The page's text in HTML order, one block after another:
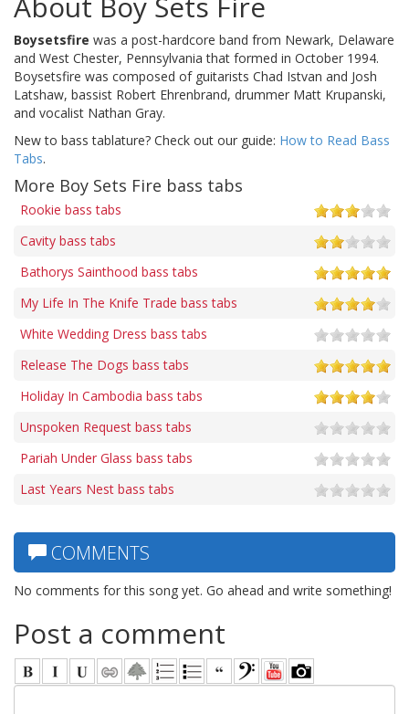
Boysetsfire was a post-hardcore band from Newark, Delaware
and West Chester, Pennsylvania that formed in October 1994.
Boysetsfire was composed of guitarists Chad Istvan and Josh
Latshaw, bassist Robert Ehrenbrand, drummer Matt Krupanski,
and vocalist Nathan Gray.
New to bass tablature? Check out our guide: How to Read Bass
Tabs.
More Boy Sets Fire bass tabs
Rookie bass tabs
Cavity bass tabs
Bathorys Sainthood bass tabs
My Life In The Knife Trade bass tabs
White Wedding Dress bass tabs
Release The Dogs bass tabs
Holiday In Cambodia bass tabs
Unspoken Request bass tabs
Pariah Under Glass bass tabs
Last Years Nest bass tabs
COMMENTS
No comments for this song yet. Go ahead and write something!
Post a comment